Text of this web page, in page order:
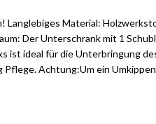
Langlebiges Material:
Der Unterschrank mit 1
ist ideal für die Unterbringung
Achtung:Um ein